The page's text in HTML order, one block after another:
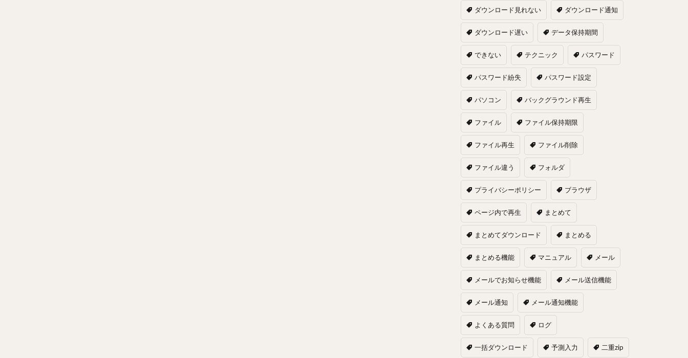
ダウンロード見れない ダウンロード通知
ダウンロード遅い データ保持期間
できない テクニック パスワード
パスワード紛失 パスワード設定
パソコン バックグラウンド再生
ファイル ファイル保持期限
ファイル再生 ファイル削除
ファイル違う フォルダ
プライバシーポリシー ブラウザ
ページ内で再生 まとめて
まとめてダウンロード まとめる
まとめる機能 マニュアル メール
メールでお知らせ機能 メール送信機能
メール通知 メール通知機能
よくある質問 ログ
一括ダウンロード 予測入力 二重zip